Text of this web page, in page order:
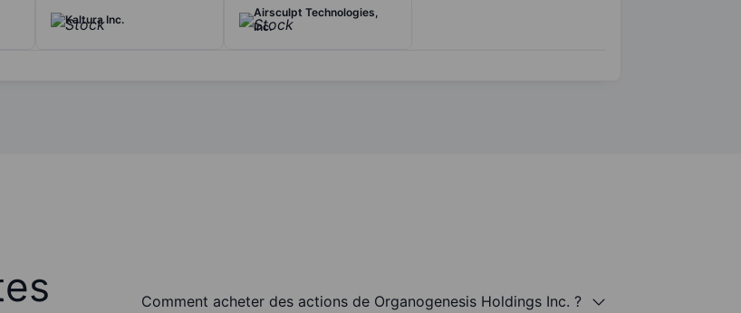
Kaltura Inc.
Airsculpt Technologies,
Inc.
Comment acheter des actions de Organogenesis Holdings Inc. ?